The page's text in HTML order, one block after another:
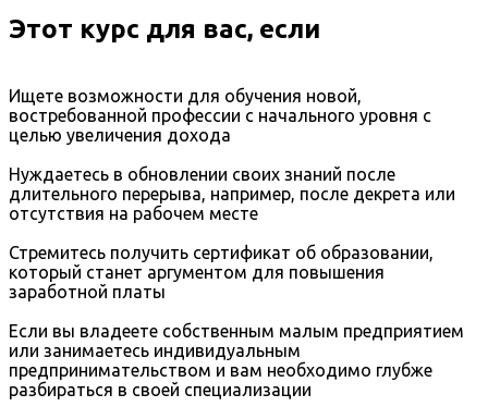
Этот курс для вас, если
Ищете возможности для обучения новой,
востребованной профессии с начального уровня с
целью увеличения дохода
Нуждаетесь в обновлении своих знаний после
длительного перерыва, например, после декрета или
отсутствия на рабочем месте
Стремитесь получить сертификат об образовании,
который станет аргументом для повышения
заработной платы
Если вы владеете собственным малым предприятием
или занимаетесь индивидуальным
предпринимательством и вам необходимо глубже
разбираться в своей специализации